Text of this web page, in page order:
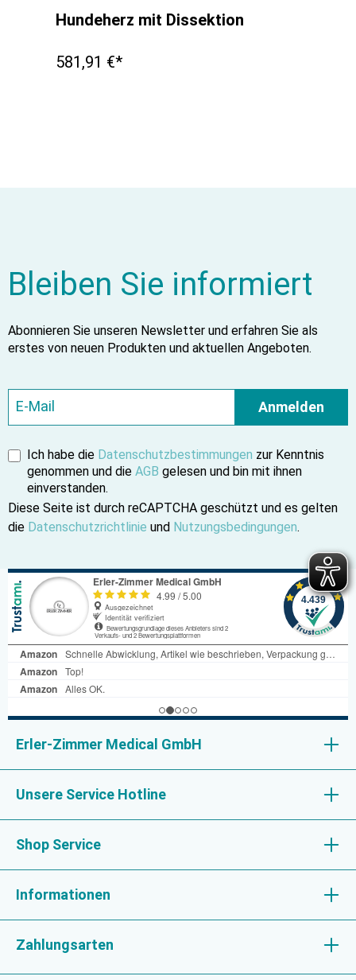
Hundeherz mit Dissektion
581,91 €*
Bleiben Sie informiert
Abonnieren Sie unseren Newsletter und erfahren Sie als
erstes von neuen Produkten und aktuellen Angeboten.
Anmelden
Ich habe die Datenschutzbestimmungen zur Kenntnis
genommen und die AGB gelesen und bin mit ihnen
einverstanden.
Diese Seite ist durch reCAPTCHA geschützt und es gelten
die Datenschutzrichtlinie und Nutzungsbedingungen.
Erler-Zimmer Medical GmbH
Unsere Service Hotline
Shop Service
Informationen
Zahlungsarten